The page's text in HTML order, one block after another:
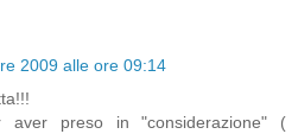
2009 alle ore 09:14
aver preso in "considerazione" (